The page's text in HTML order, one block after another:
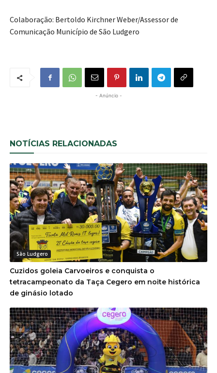
Colaboração: Bertoldo Kirchner Weber/Assessor de
Comunicação Município de São Ludgero
- Anúncio -
NOTÍCIAS RELACIONADAS
São Ludgero
Cuzidos goleia Carvoeiros e conquista o
tetracampeonato da Taça Cegero em noite histórica
de ginásio lotado